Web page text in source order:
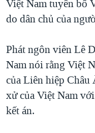
chính
Đi
"Tìm"
TỰ DO BÁO CHÍ
NGƯỜI VIỆT HẢI
ĐỜI SỐNG
KHOA HỌC
CHUYÊN ĐỀ
HÀNH TRÌNH BẦU
MỘT NĂM CHIẾN
GIẢI MÃ VÀNH ĐAI &
NGÀY TỊ NẠN THẾ GIỚI
VIDEO
NGHE
MẠNG XÃ HỘI
Việt Nam tuyên bố
do dân chủ của
Phát ngôn viên Lê
Nam nói rằng Việt
của Liên hiệp Châu
xử của Việt Nam
kết án.